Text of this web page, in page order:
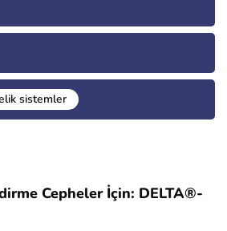
sistemler
Cepheler İçin: DELTA®-